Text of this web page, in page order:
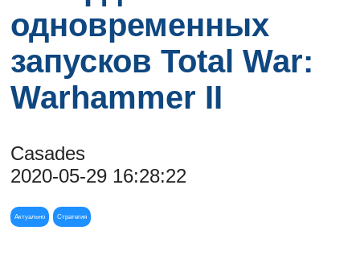
одновременных
запусков Total War:
Warhammer II
Casades
2020-05-29 16:28:22
Актуально Стратегия